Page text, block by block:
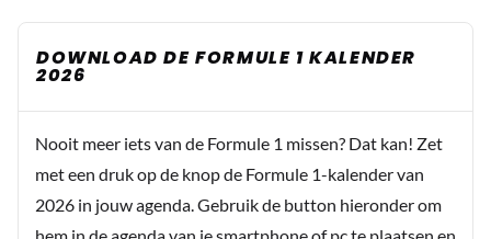
DOWNLOAD DE FORMULE 1 KALENDER
2026
Nooit meer iets van de Formule 1 missen? Dat kan! Zet
met een druk op de knop de Formule 1-kalender van
2026 in jouw agenda. Gebruik de button hieronder om